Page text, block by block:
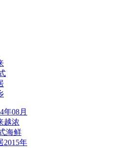
年08月
越浓
海鲜
2015年